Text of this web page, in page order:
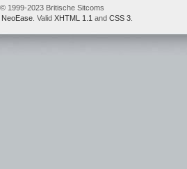
1999-2023 Britische Sitcoms
NeoEase . Valid XHTML 1.1 and CSS 3